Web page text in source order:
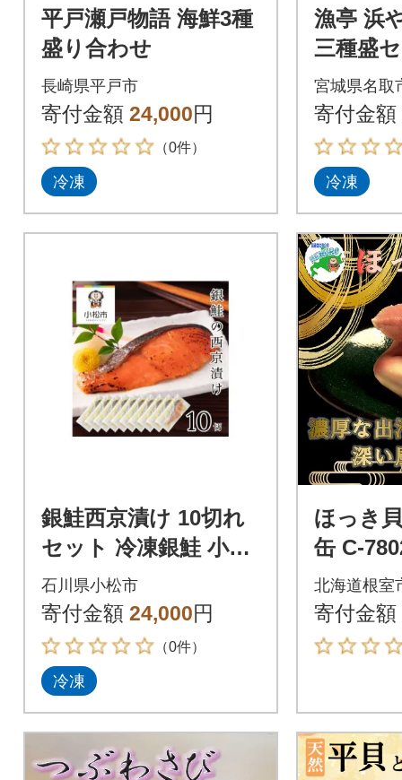
平戸瀬戸物語 海鮮3種
盛り合わせ
長崎県平戸市
寄付金額 24,000円
（0件）
冷凍
漁亭 浜
三種盛
う、刺
食材
宮城県名取
寄付金額
冷凍
銀鮭西京漬け 10切れ
セット 冷凍銀鮭 小分
け 西京焼
石川県小松市
寄付金額 24,000円
（0件）
冷凍
ほっき
缶 C-
北海道根室
寄付金額